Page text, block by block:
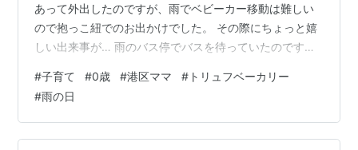
あって外出したのですが、雨でベビーカー移動は難しい
ので抱っこ紐でのお出かけでした。 その際にちょっと嬉
しい出来事が… 雨のバス停でバスを待っていたのです
た小学生の女の子たち（かわいい制服を着てらっしゃい
ました）が、 『赤ちゃんが濡れちゃうから詰めてくれま
せんか？』 …私とおなかちゃんが屋根のある位置に入り
きれていないことに気づいて、周りの大人に呼びかけて
#子育て #0歳 #港区ママ # トリュフベーカリー
#雨の日